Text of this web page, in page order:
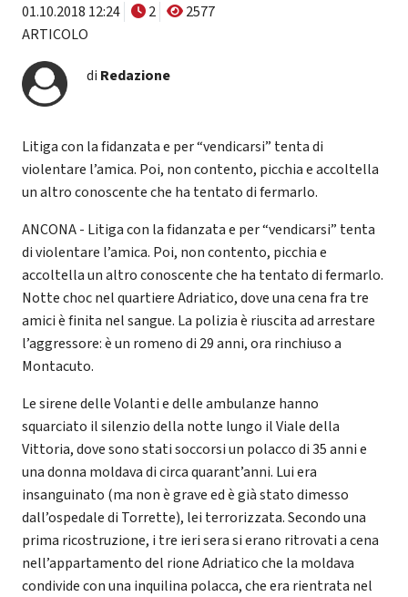
01.10.2018 12:24 2
2577
ARTICOLO
di Redazione
Litiga con la fidanzata e per “vendicarsi” tenta di
violentare l’amica. Poi, non contento, picchia e accoltella
un altro conoscente che ha tentato di fermarlo.
ANCONA - Litiga con la fidanzata e per “vendicarsi” tenta
di violentare l’amica. Poi, non contento, picchia e
accoltella un altro conoscente che ha tentato di fermarlo.
Notte choc nel quartiere Adriatico, dove una cena fra tre
amici è finita nel sangue. La polizia è riuscita ad arrestare
l’aggressore: è un romeno di 29 anni, ora rinchiuso a
Montacuto.
Le sirene delle Volanti e delle ambulanze hanno
squarciato il silenzio della notte lungo il Viale della
Vittoria, dove sono stati soccorsi un polacco di 35 anni e
una donna moldava di circa quarant’anni. Lui era
insanguinato (ma non è grave ed è già stato dimesso
dall’ospedale di Torrette), lei terrorizzata. Secondo una
prima ricostruzione, i tre ieri sera si erano ritrovati a cena
nell’appartamento del rione Adriatico che la moldava
condivide con una inquilina polacca, che era rientrata nel